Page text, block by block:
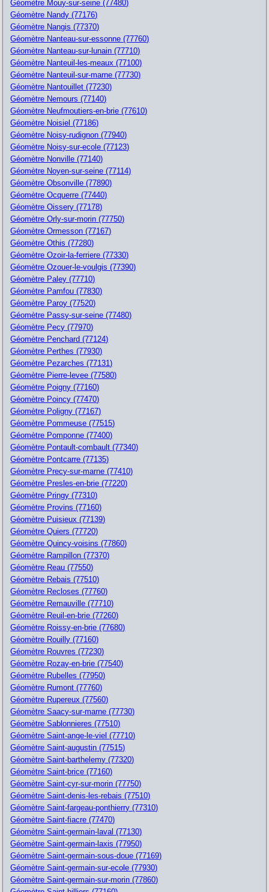
Géomètre Mouy-sur-seine (77480)
Géomètre Nandy (77176)
Géomètre Nangis (77370)
Géomètre Nanteau-sur-essonne (77760)
Géomètre Nanteau-sur-lunain (77710)
Géomètre Nanteuil-les-meaux (77100)
Géomètre Nanteuil-sur-marne (77730)
Géomètre Nantouillet (77230)
Géomètre Nemours (77140)
Géomètre Neufmoutiers-en-brie (77610)
Géomètre Noisiel (77186)
Géomètre Noisy-rudignon (77940)
Géomètre Noisy-sur-ecole (77123)
Géomètre Nonville (77140)
Géomètre Noyen-sur-seine (77114)
Géomètre Obsonville (77890)
Géomètre Ocquerre (77440)
Géomètre Oissery (77178)
Géomètre Orly-sur-morin (77750)
Géomètre Ormesson (77167)
Géomètre Othis (77280)
Géomètre Ozoir-la-ferriere (77330)
Géomètre Ozouer-le-voulgis (77390)
Géomètre Paley (77710)
Géomètre Pamfou (77830)
Géomètre Paroy (77520)
Géomètre Passy-sur-seine (77480)
Géomètre Pecy (77970)
Géomètre Penchard (77124)
Géomètre Perthes (77930)
Géomètre Pezarches (77131)
Géomètre Pierre-levee (77580)
Géomètre Poigny (77160)
Géomètre Poincy (77470)
Géomètre Poligny (77167)
Géomètre Pommeuse (77515)
Géomètre Pomponne (77400)
Géomètre Pontault-combault (77340)
Géomètre Pontcarre (77135)
Géomètre Precy-sur-marne (77410)
Géomètre Presles-en-brie (77220)
Géomètre Pringy (77310)
Géomètre Provins (77160)
Géomètre Puisieux (77139)
Géomètre Quiers (77720)
Géomètre Quincy-voisins (77860)
Géomètre Rampillon (77370)
Géomètre Reau (77550)
Géomètre Rebais (77510)
Géomètre Recloses (77760)
Géomètre Remauville (77710)
Géomètre Reuil-en-brie (77260)
Géomètre Roissy-en-brie (77680)
Géomètre Rouilly (77160)
Géomètre Rouvres (77230)
Géomètre Rozay-en-brie (77540)
Géomètre Rubelles (77950)
Géomètre Rumont (77760)
Géomètre Rupereux (77560)
Géomètre Saacy-sur-marne (77730)
Géomètre Sablonnieres (77510)
Géomètre Saint-ange-le-viel (77710)
Géomètre Saint-augustin (77515)
Géomètre Saint-barthelemy (77320)
Géomètre Saint-brice (77160)
Géomètre Saint-cyr-sur-morin (77750)
Géomètre Saint-denis-les-rebais (77510)
Géomètre Saint-fargeau-ponthierry (77310)
Géomètre Saint-fiacre (77470)
Géomètre Saint-germain-laval (77130)
Géomètre Saint-germain-laxis (77950)
Géomètre Saint-germain-sous-doue (77169)
Géomètre Saint-germain-sur-ecole (77930)
Géomètre Saint-germain-sur-morin (77860)